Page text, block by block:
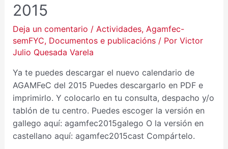
2015
Deja un comentario / Actividades, Agamfec-
semFYC, Documentos e publicacións/ Por Victor
Julio Quesada Varela
Ya te puedes descargar el nuevo calendario de
AGAMFeC del 2015 Puedes descargarlo en PDF e
imprimirlo. Y colocarlo en tu consulta, despacho y/o
tablón de tu centro. Puedes escoger la versión en
gallego aquí: agamfec2015galego O la versión en
castellano aquí: agamfec2015cast Compártelo.